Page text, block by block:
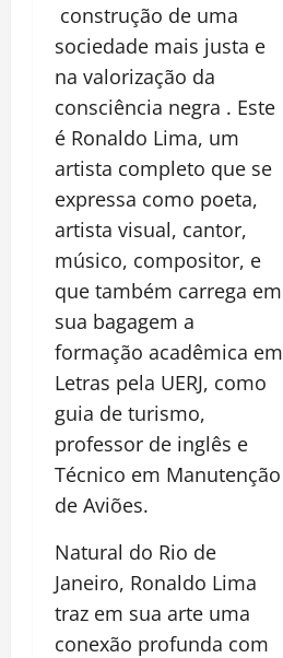
construção de uma
sociedade mais justa e
na valorização da
consciência negra . Este
é Ronaldo Lima, um
artista completo que se
expressa como poeta,
artista visual, cantor,
músico, compositor, e
que também carrega em
sua bagagem a
formação acadêmica em
Letras pela UERJ, como
guia de turismo,
professor de inglês e
Técnico em Manutenção
de Aviões.
Natural do Rio de
Janeiro, Ronaldo Lima
traz em sua arte uma
conexão profunda com